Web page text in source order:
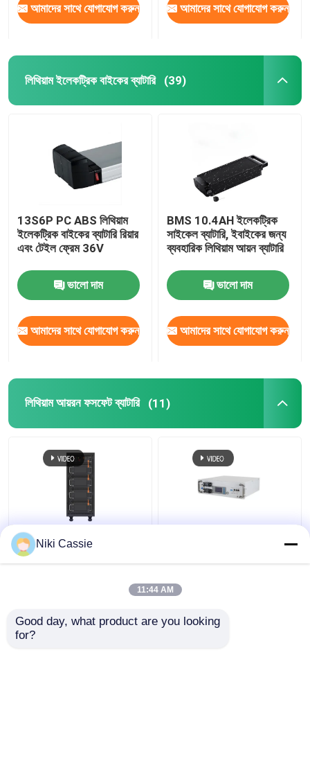
আমাদের সাথে যোগাযোগ করুন আমাদের সাথে যোগাযোগ করুন
লিথিয়াম ইলেকট্রিক বাইকের ব্যাটারি (39)
13S6P PC ABS লিথিয়াম
ইলেকট্রিক বাইকের ব্যাটারি রিয়ার
এবং টেইল ফ্রেম 36V
ভালো দাম
আমাদের সাথে যোগাযোগ করুন
BMS 10.4AH ইলেকট্রিক
সাইকেল ব্যাটারি, ইবাইকের জন্য
ব্যবহারিক লিথিয়াম আয়ন ব্যাটারি
ভালো দাম
আমাদের সাথে যোগাযোগ করুন
লিথিয়াম আয়রন ফসফেট ব্যাটারি (11)
বাণিজ্যিক সিস্টেমের জন্য IP40
সার্ভার র্যাক লিথিয়াম আয়রন
Niki Cassie
11:44 AM
Good day, what product are you looking
for?